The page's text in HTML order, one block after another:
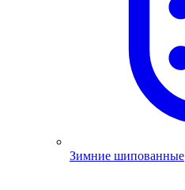
Зимние шипованные